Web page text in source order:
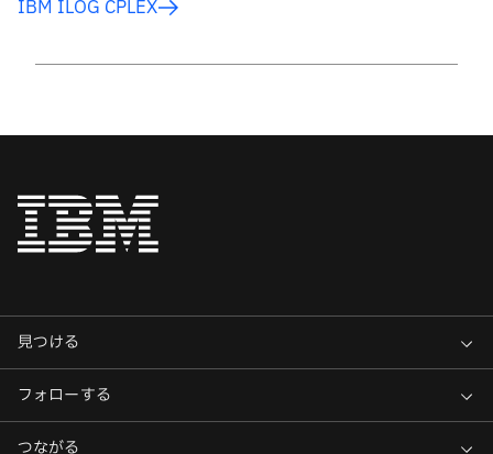
IBM ILOG CPLEX